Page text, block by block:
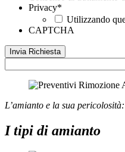
Privacy*
Utilizzando
CAPTCHA
L’amianto e la sua
I tipi di amianto